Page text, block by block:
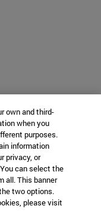
own and third-
when you
purposes.
information
privacy, or
can select the
all. This banner
two options.
please visit